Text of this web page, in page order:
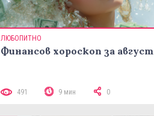
ЛЮБОПИТНО
Финансов хороскоп за август
491 9 мин 0